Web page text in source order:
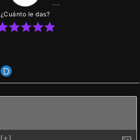
¿Cuánto le das?
[+]